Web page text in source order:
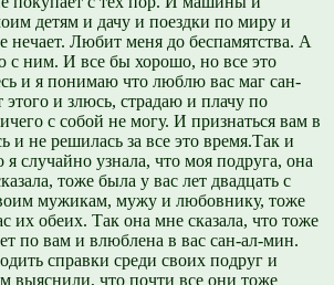
детям и дачу и поездки по миру и
Любит меня до беспамятства. А
с ним. И все бы хорошо, но все это
и я понимаю что люблю вас маг сан-
и злюсь, страдаю и плачу по
с собой не могу. И признаться вам в
и не решилась за все это время.Так и
случайно узнала, что моя подруга, она
тоже была у вас лет двадцать с
мужикам, мужу и любовнику, тоже
их обеих. Так она мне сказала, что тоже
по вам и влюблена в вас сан-ал-мин.
справки среди своих подруг и
выяснили, что почти все они тоже